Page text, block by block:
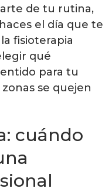
de tu rutina,
el día que te
fisioterapia
qué
para tu
se quejen
cuándo